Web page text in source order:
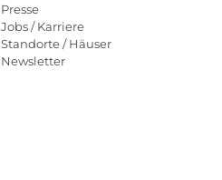
Presse
Jobs / Karriere
Standorte / Häuser
Newsletter